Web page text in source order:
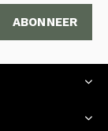
ABONNEER